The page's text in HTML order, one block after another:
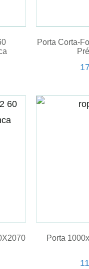
Porta Corta-
Porta